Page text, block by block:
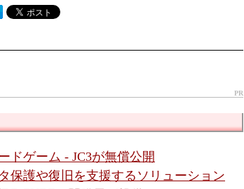
PR
ドゲーム - JC3が無償公開
保護や復旧を支援するソリューション